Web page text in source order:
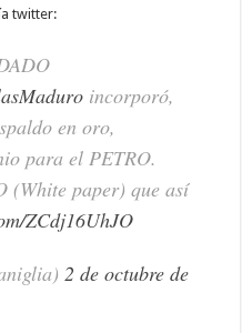
twitter:
incorporó,
en oro,
para el PETRO.
(White paper) que así
ZCdj16UhJO
2 de octubre de